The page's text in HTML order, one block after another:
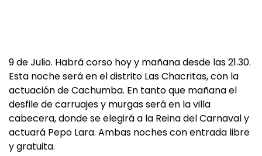
9 de Julio. Habrá corso hoy y mañana desde las 21.30.
Esta noche será en el distrito Las Chacritas, con la
actuación de Cachumba. En tanto que mañana el
desfile de carruajes y murgas será en la villa
cabecera, donde se elegirá a la Reina del Carnaval y
actuará Pepo Lara. Ambas noches con entrada libre
y gratuita.